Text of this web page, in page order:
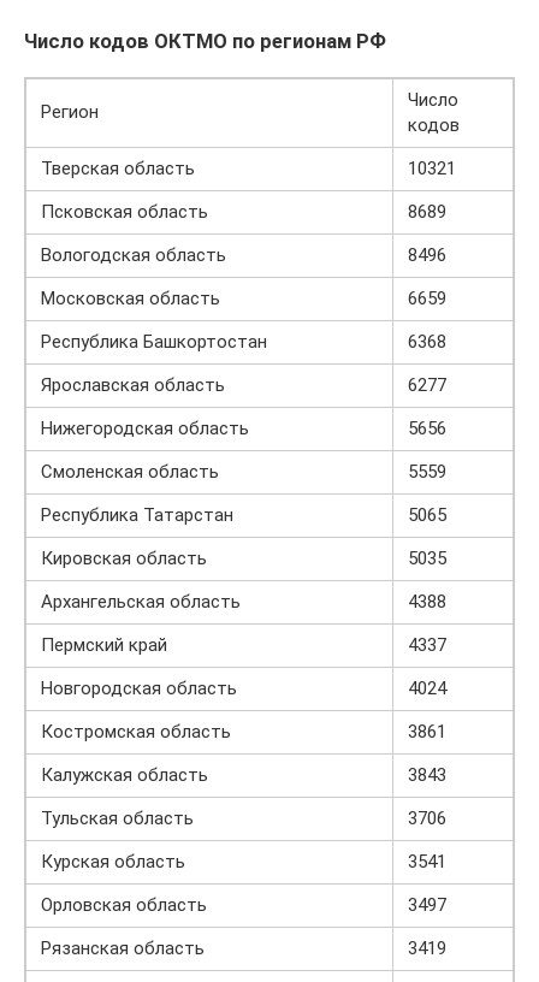
Число кодов ОКТМО по регионам РФ
Регион
Число
кодов
Тверская область
10321
Псковская область
8689
Вологодская область
8496
Московская область
6659
Республика Башкортостан
6368
Ярославская область
6277
Нижегородская область
5656
Смоленская область
5559
Республика Татарстан
5065
Кировская область
5035
Архангельская область
4388
Пермский край
4337
Новгородская область
4024
Костромская область
3861
Калужская область
3843
Тульская область
3706
Курская область
3541
Орловская область
3497
Рязанская область
3419